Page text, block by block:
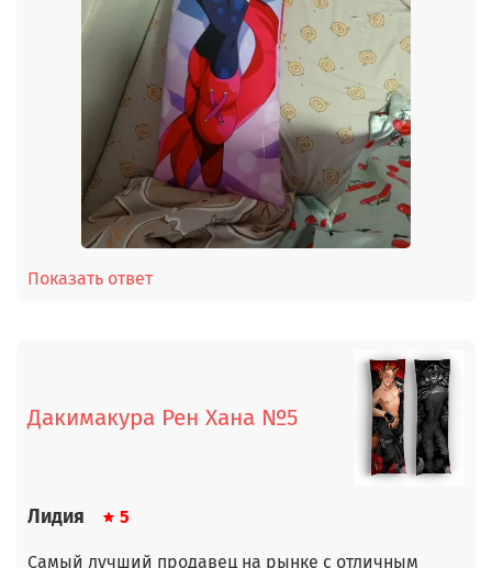
Показать ответ
Дакимакура Рен Хана №5
Лидия 5
Самый лучший продавец на рынке с отличным